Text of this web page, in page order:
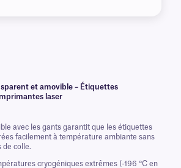
et amovible – Étiquettes
laser
avec les gants garantit que les étiquettes
facilement à température ambiante sans
de colle.
cryogéniques extrêmes (-196 °C en